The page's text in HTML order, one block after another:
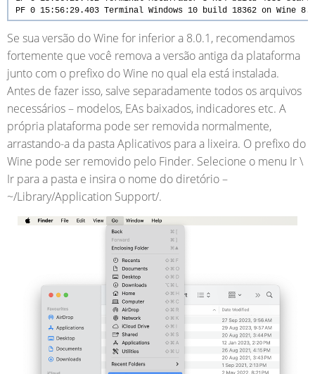
PF 0 15:56:29.403 Terminal Windows 10 build 18362 on Wine
Se sua versão do Wine for inferior a 8.0.1, recomendamos
fortemente que você remova a versão antiga da plataforma
junto com o prefixo do Wine no qual ela está instalada.
Antes de fazer isso, salve separadamente todos os arquivos
necessários – modelos, EAs baixados, indicadores etc. A
própria plataforma pode ser removida normalmente,
arrastando-a da pasta Aplicativos para a lixeira. O prefixo do
Wine pode ser removido pelo Finder. Selecione o menu Ir \
Ir para a pasta e insira o nome do diretório –
~/Library/Application Support/.